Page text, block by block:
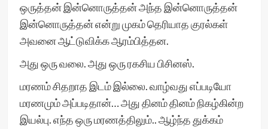
ஒருத்தன் இன்னொருத்தன் அந்த இன்னொருத்தன்
இன்னொருத்தன் என்று முகம் தெரியாத குரல்கள்
அவனை ஆட்டுவிக்க ஆரம்பித்தன.
அது ஒரு வலை. அது ஒரு ரகசிய பிசினஸ்.
மரணம் சிதறாத இடம் இல்லை. வாழ்வது எப்படியோ
மரணமும் அப்படிதான்… அது தினம் தினம் நிகழ்கின்ற
இயல்பு. எந்த ஒரு மரணத்திலும்.. ஆழ்ந்த துக்கம்